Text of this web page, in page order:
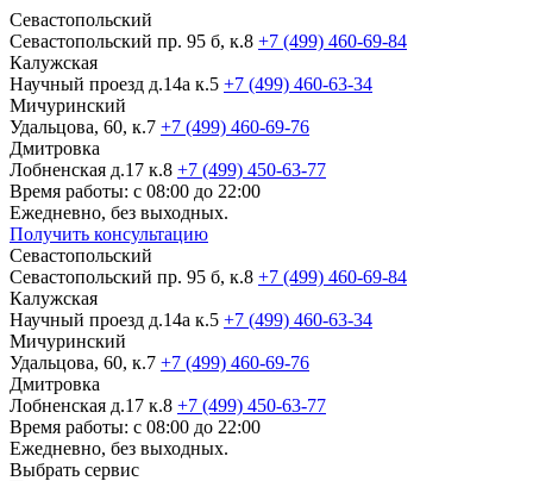
Севастопольский
Севастопольский пр. 95 б, к.8 +7 (499) 460-69-84
Калужская
Научный проезд д.14а к.5 +7 (499) 460-63-34
Мичуринский
Удальцова, 60, к.7 +7 (499) 460-69-76
Дмитровка
Лобненская д.17 к.8 +7 (499) 450-63-77
Время работы: с 08:00 до 22:00
Ежедневно, без выходных.
Получить консультацию
Севастопольский
Севастопольский пр. 95 б, к.8 +7 (499) 460-69-84
Калужская
Научный проезд д.14а к.5 +7 (499) 460-63-34
Мичуринский
Удальцова, 60, к.7 +7 (499) 460-69-76
Дмитровка
Лобненская д.17 к.8 +7 (499) 450-63-77
Время работы: с 08:00 до 22:00
Ежедневно, без выходных.
Выбрать сервис